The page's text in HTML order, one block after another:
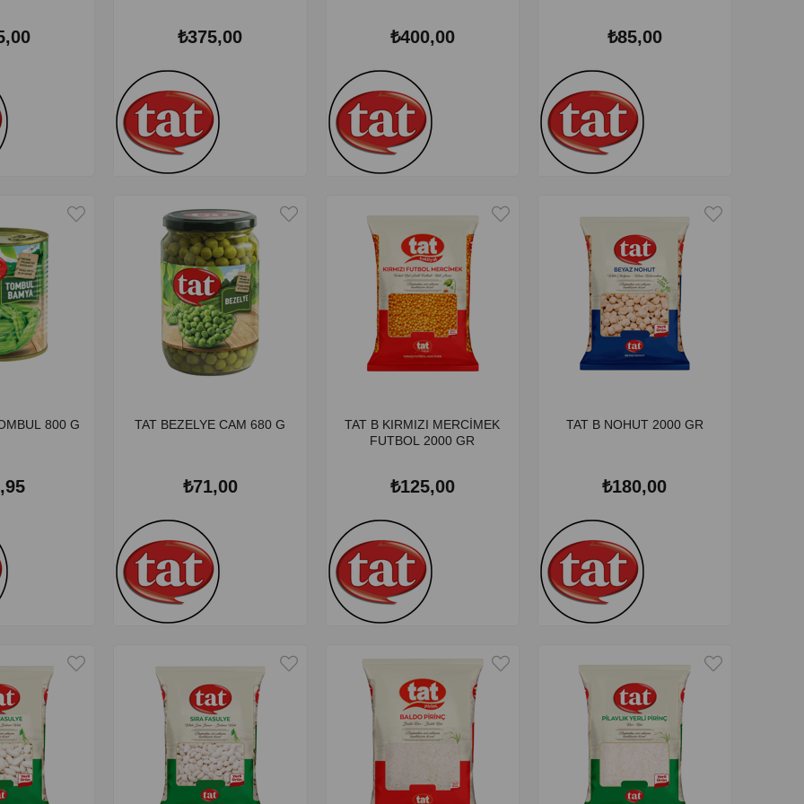
₺375,00 ₺400,00 ₺85,00
800 G TAT BEZELYE CAM 680 G
₺71,00
TAT B KIRMIZI MERCİMEK
FUTBOL 2000 GR
₺125,00
TAT B NOHUT 2000 GR
₺180,00